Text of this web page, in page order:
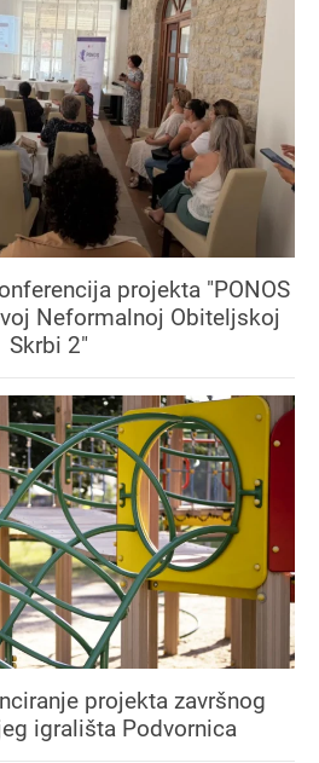
projekta "PONOS
Neformalnoj Obiteljskoj
Skrbi 2"
projekta završnog
igrališta Podvornica